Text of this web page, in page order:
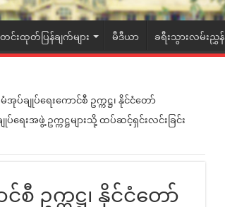
င်းထုတ်ပြန်ချက်များ မီဒီယာ ခရီးသွားလမ်းညွှန်
အုပ်ချုပ်ရေးကောင်စီ ဥက္ကဋ္ဌ၊ နိုင်ငံတော်
ရေးအဖွဲ့ ဥက္ကဋ္ဌများသို့ ထပ်ဆင့်ရှင်းလင်းခြင်း
ဥက္ကဋ္ဌ၊ နိုင်ငံတော်